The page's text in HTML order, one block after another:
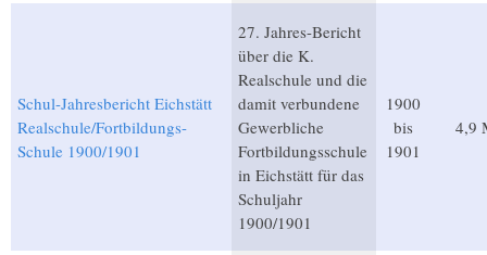
Schul-Jahresbericht Eichstätt
Realschule/Fortbildungs-
Schule 1900/1901
27. Jahres-Bericht
über die K.
Realschule und die
damit verbundene
Gewerbliche
Fortbildungsschule
in Eichstätt für das
Schuljahr
1900/1901
1900
bis
1901
4,9